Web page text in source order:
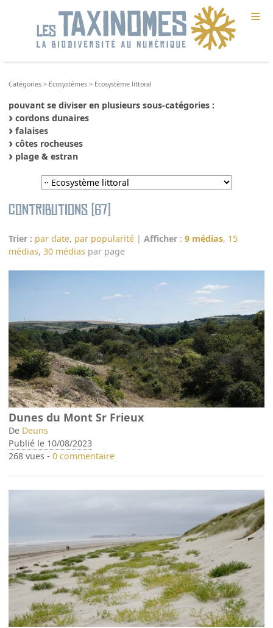
≡
Catégories > Ecosystèmes > Ecosystème littoral
pouvant se diviser en plusieurs sous-catégories :
cordons dunaires
falaises
côtes rocheuses
plage & estran
Contributions (67)
Trier : par date, par popularité |Afficher :9 médias, 15
médias,30 médias par page
Dunes du Mont Sr Frieux
De Deuns
Publié le 10/08/2023
268 vues -0 commentaire